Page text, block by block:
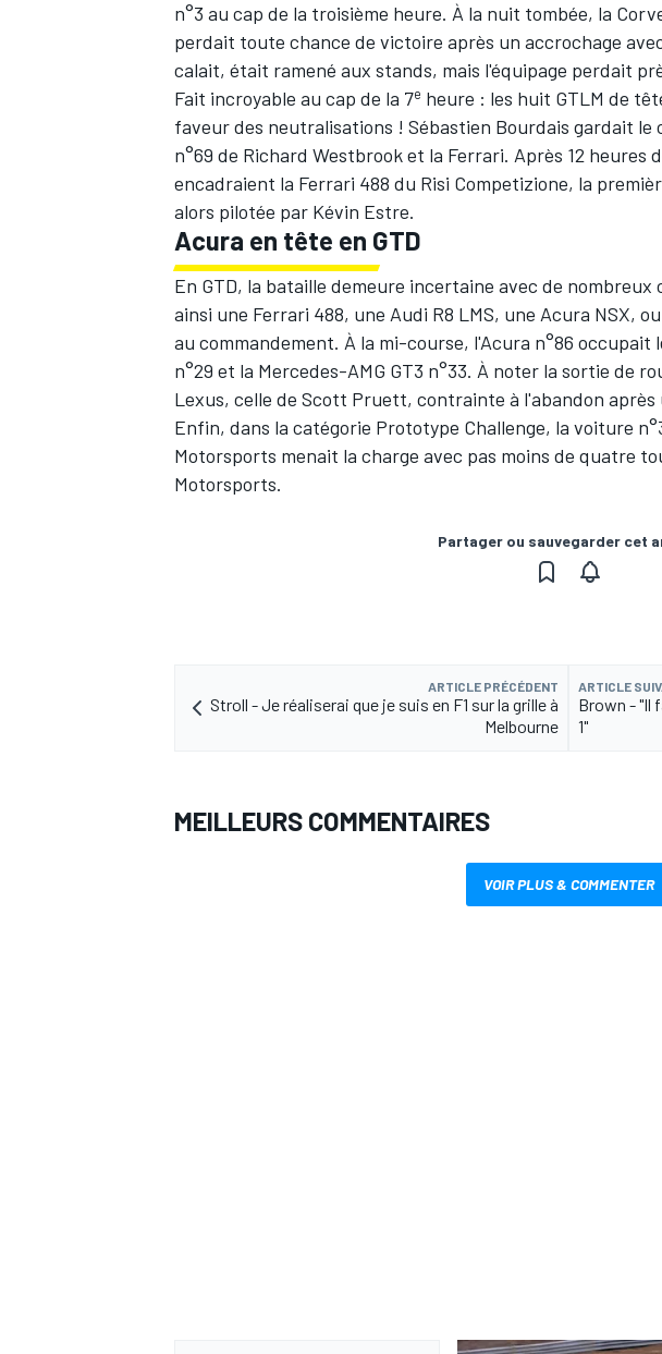
AUTRES CHAMPIONNATS
n°3 au cap de la troisième heure. À la nuit tombée, la
perdait toute chance de victoire après un accrochage
calait, était ramené aux stands, mais l'équipage perdait
Fait incroyable au cap de la 7e heure : les huit GTLM de
faveur des neutralisations ! Sébastien Bourdais gardait le
n°69 de Richard Westbrook et la Ferrari. Après 12 heures
encadraient la Ferrari 488 du Risi Competizione, la
alors pilotée par Kévin Estre.
Acura en tête en GTD
En GTD, la bataille demeure incertaine avec de nombreux
ainsi une Ferrari 488, une Audi R8 LMS, une Acura NSX,
au commandement. À la mi-course, l'Acura n°86 occupait
n°29 et la Mercedes-AMG GT3 n°33. À noter la sortie de
Lexus, celle de Scott Pruett, contrainte à l'abandon
Enfin, dans la catégorie Prototype Challenge, la voiture
Motorsports menait la charge avec pas moins de quatre
Motorsports.
Partager ou sauvegarder cet
ARTICLE PRÉCÉDENT
Stroll - Je réaliserai que je suis en F1 sur la grille à
Melbourne
ARTICLE
Brown - "Il
1"
MEILLEURS COMMENTAIRES
VOIR PLUS & COMMENTER